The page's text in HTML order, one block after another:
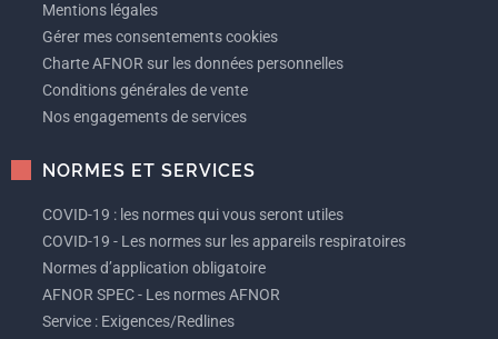
Mentions légales
Gérer mes consentements cookies
Charte AFNOR sur les données personnelles
Conditions générales de vente
Nos engagements de services
NORMES ET SERVICES
COVID-19 : les normes qui vous seront utiles
COVID-19 - Les normes sur les appareils respiratoires
Normes d’application obligatoire
AFNOR SPEC - Les normes AFNOR
Service : Exigences/Redlines